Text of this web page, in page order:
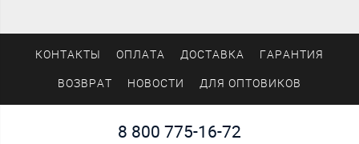
КОНТАКТЫ ОПЛАТА ДОСТАВКА ГАРАНТИЯ
ВОЗВРАТ НОВОСТИ ДЛЯ ОПТОВИКОВ
8 800 775-16-72